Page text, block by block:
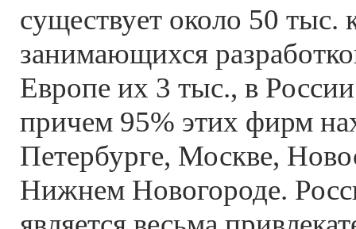
существует около 50 тыс.
занимающихся
Европе их 3 тыс., в
причем 95% этих фирм
Петербурге, Москве,
Нижнем Новогороде.